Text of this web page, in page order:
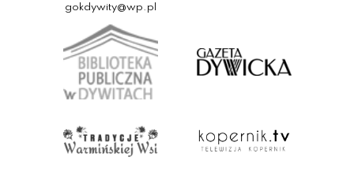
gokdywity@wp.pl